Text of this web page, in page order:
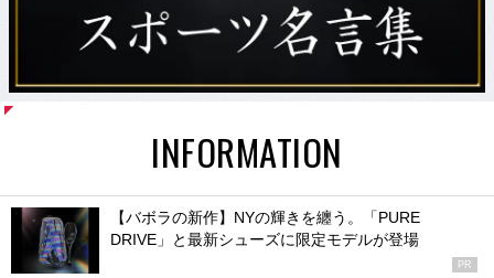
INFORMATION
【バボラの新作】NYの輝きを纏う。「PURE
DRIVE」と最新シューズに限定モデルが登場
PR